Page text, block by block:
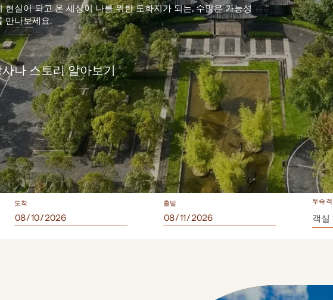
현실이 되고 온 세상이 나를 위한 도화지가 되는, 수많은 가능성
만나보세요.
나 스토리 알아보기
도착 출발
객실
투숙객